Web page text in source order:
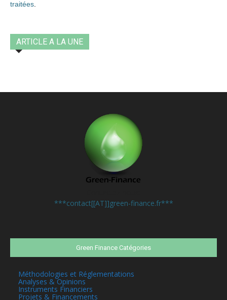
traitées
ARTICLE A LA UNE
***contact[[AT]]green-finance.fr***
Green Finance Catégories
Méthodologies et Réglementations
Analyses & Opinions
Instruments Financiers
Projets & Financements